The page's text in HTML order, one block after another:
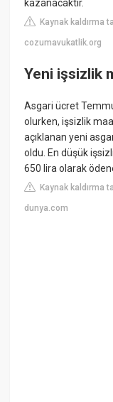
kazanacaktır.
Kaynak kaldırma
cozumavukatlik.org
Yeni işsizlik
Asgari ücret
olurken, işsizlik
açıklanan yeni
oldu. En düşük
650 lira olarak
Kaynak kaldırma
dunya.com